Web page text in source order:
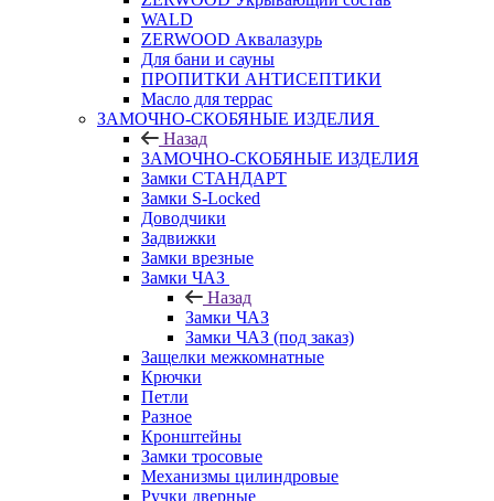
WALD
ZERWOOD Аквалазурь
Для бани и сауны
ПРОПИТКИ АНТИСЕПТИКИ
Масло для террас
ЗАМОЧНО-СКОБЯНЫЕ ИЗДЕЛИЯ
Назад
ЗАМОЧНО-СКОБЯНЫЕ ИЗДЕЛИЯ
Замки СТАНДАРТ
Замки S-Locked
Доводчики
Задвижки
Замки врезные
Замки ЧАЗ
Назад
Замки ЧАЗ
Замки ЧАЗ (под заказ)
Защелки межкомнатные
Крючки
Петли
Разное
Кронштейны
Замки тросовые
Механизмы цилиндровые
Ручки дверные